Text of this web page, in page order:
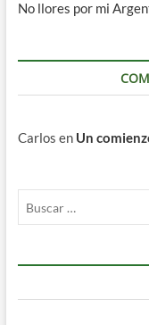
No llores por mi
Carlos en Un